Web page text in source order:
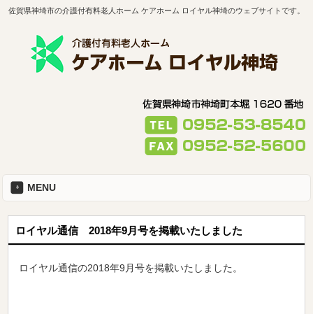
佐賀県神埼市の介護付有料老人ホーム ケアホーム ロイヤル神埼のウェブサイトです。
MENU
ロイヤル通信 2018年9月号を掲載いたしました
ロイヤル通信の2018年9月号を掲載いたしました。